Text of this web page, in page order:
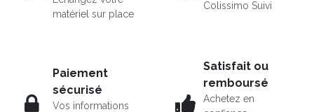
matériel sur place
Colissimo Suivi
Paiement
sécurisé
Vos informations
Satisfait ou
remboursé
Achetez en